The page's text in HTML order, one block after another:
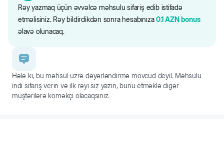
Rəy yazmaq üçün əvvəlcə məhsulu sifariş edib istifadə
etməlisiniz. Rəy bildirdikdən sonra hesabınıza0.1 AZN bonus
əlavə olunacaq.
Hələ ki, bu məhsul üzrə dəyərləndirmə mövcud deyil. Məhsulu
indi sifariş verin və ilk rəyi siz yazın, bunu etməklə digər
müştərilərə köməkçi olacaqsınız.